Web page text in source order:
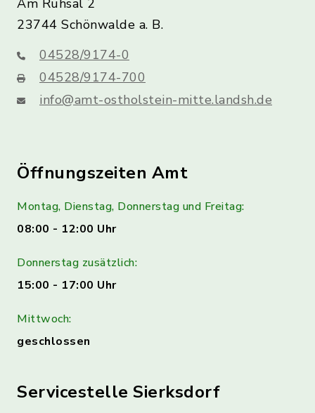
Am Ruhsal 2
23744 Schönwalde a. B.
04528/9174-0
04528/9174-700
info@amt-ostholstein-mitte.landsh.de
Öffnungszeiten Amt
Montag, Dienstag, Donnerstag und Freitag:
08:00 - 12:00 Uhr
Donnerstag zusätzlich:
15:00 - 17:00 Uhr
Mittwoch:
geschlossen
Servicestelle Sierksdorf